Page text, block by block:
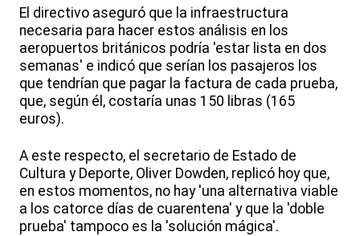
El directivo aseguró que la infraestructura
necesaria para hacer estos análisis en los
aeropuertos británicos podría 'estar lista en dos
semanas' e indicó que serían los pasajeros los
que tendrían que pagar la factura de cada prueba,
que, según él, costaría unas 150 libras (165
euros).
A este respecto, el secretario de Estado de
Cultura y Deporte, Oliver Dowden, replicó hoy que,
en estos momentos, no hay 'una alternativa viable
a los catorce días de cuarentena' y que la 'doble
prueba' tampoco es la 'solución mágica'.